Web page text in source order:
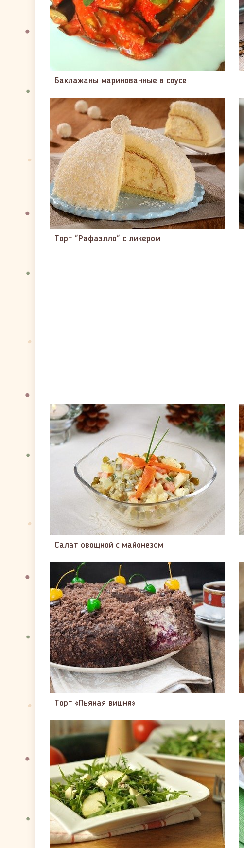
Баклажаны маринованные в соусе
Торт "Рафаэлло" с ликером
Салат овощной с майонезом
Торт «Пьяная вишня»